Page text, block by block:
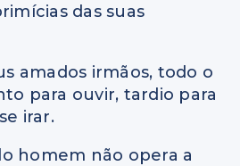
das suas
amados irmãos, todo o
para ouvir, tardio para
irar.
homem não opera a